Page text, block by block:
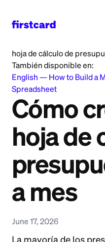
hoja de cálculo de
También disponible en:
English — How to Build a
Spreadsheet
Cómo
hoja de
a mes
June 17, 2026
La mayoría de los